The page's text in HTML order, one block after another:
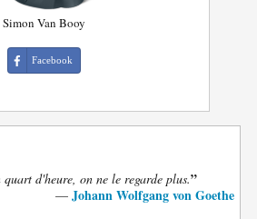
Simon Van Booy
Facebook
d'heure, on ne le regarde plus.”
— Johann Wolfgang von Goethe